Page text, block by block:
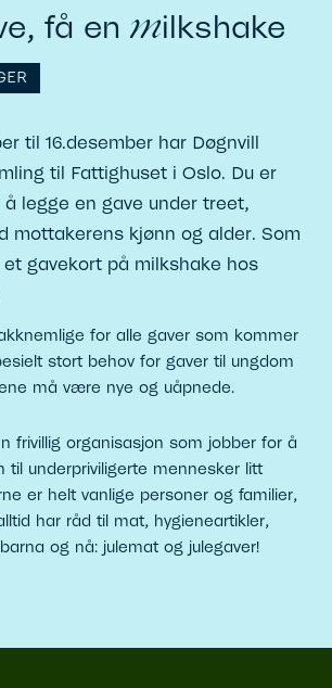
få en milkshake
til 16.desember har Døgnvill
til Fattighuset i Oslo. Du er
legge en gave under treet,
mottakerens kjønn og alder. Som
gavekort på milkshake hos
for alle gaver som kommer
stort behov for gaver til ungdom
må være nye og uåpnede.
frivillig organisasjon som jobber for å
til underpriviligerte mennesker litt
er helt vanlige personer og familier,
har råd til mat, hygieneartikler,
og nå: julemat og julegaver!